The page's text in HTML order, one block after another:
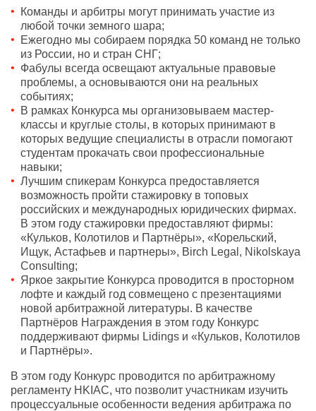
Команды и арбитры могут принимать участие из
любой точки земного шара;
Ежегодно мы собираем порядка 50 команд не только
из России, но и стран СНГ;
Фабулы всегда освещают актуальные правовые
проблемы, а основываются они на реальных
событиях;
В рамках Конкурса мы организовываем мастер-
классы и круглые столы, в которых принимают в
которых ведущие специалисты в отрасли помогают
студентам прокачать свои профессиональные
навыки;
Лучшим спикерам Конкурса предоставляется
возможность пройти стажировку в топовых
российских и международных юридических фирмах.
В этом году стажировки предоставляют фирмы:
«Кульков, Колотилов и Партнёры», «Корельский,
Ищук, Астафьев и партнеры», Birch Legal, Nikolskaya
Consulting;
Яркое закрытие Конкурса проводится в просторном
лофте и каждый год совмещено с презентациями
новой арбитражной литературы. В качестве
Партнёров Награждения в этом году Конкурс
поддерживают фирмы Lidings и «Кульков, Колотилов
и Партнёры».
В этом году Конкурс проводится по арбитражному
регламенту HKIAC, что позволит участникам изучить
процессуальные особенности ведения арбитража по